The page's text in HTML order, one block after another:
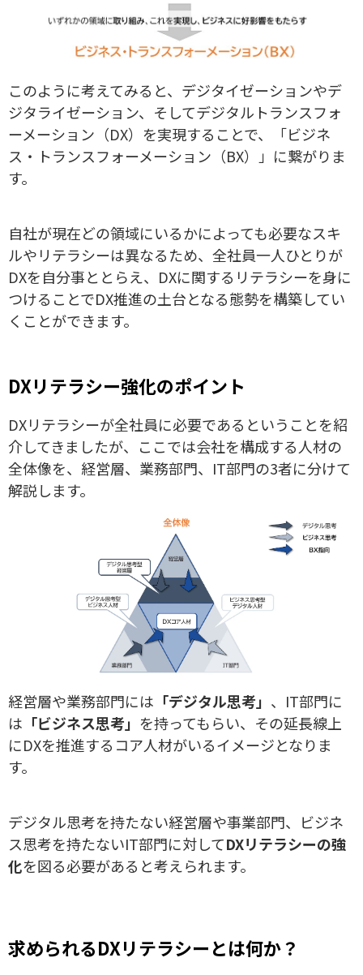
このように考えてみると、デジタイゼーションやデ
ジタライゼーション、そしてデジタルトランスフォ
ーメーション（DX）を実現することで、「ビジネ
ス・トランスフォーメーション（BX）」に繋がりま
す。
自社が現在どの領域にいるかによっても必要なスキ
ルやリテラシーは異なるため、全社員一人ひとりが
DXを自分事ととらえ、DXに関するリテラシーを身に
つけることでDX推進の土台となる態勢を構築してい
くことができます。
DXリテラシー強化のポイント
DXリテラシーが全社員に必要であるということを紹
介してきましたが、ここでは会社を構成する人材の
全体像を、経営層、業務部門、IT部門の3者に分けて
解説します。
経営層や業務部門には 「デジタル思考」 、IT部門に
は 「ビジネス思考」 を持ってもらい、その延長線上
にDXを推進するコア人材がいるイメージとなりま
す。
デジタル思考を持たない経営層や事業部門、ビジネ
ス思考を持たないIT部門に対してDXリテラシーの強
化を図る必要があると考えられます。
求められるDXリテラシーとは何か？